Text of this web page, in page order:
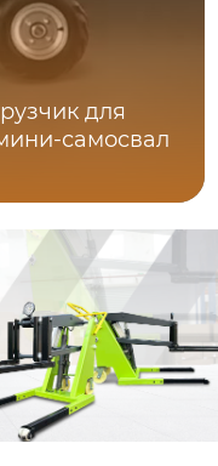
для
самосвал